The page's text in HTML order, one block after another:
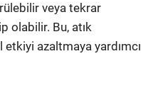
veya tekrar
olabilir. Bu, atık
etkiyi azaltmaya yardımcı